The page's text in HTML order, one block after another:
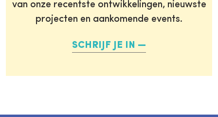
van onze recentste ontwikkelingen, nieuwste
projecten en aankomende events.
SCHRIJF JE IN